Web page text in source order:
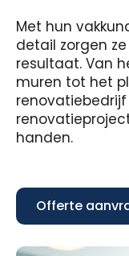
Met hun
detail zorgen
resultaat. Van
muren tot het
handen.
Offerte